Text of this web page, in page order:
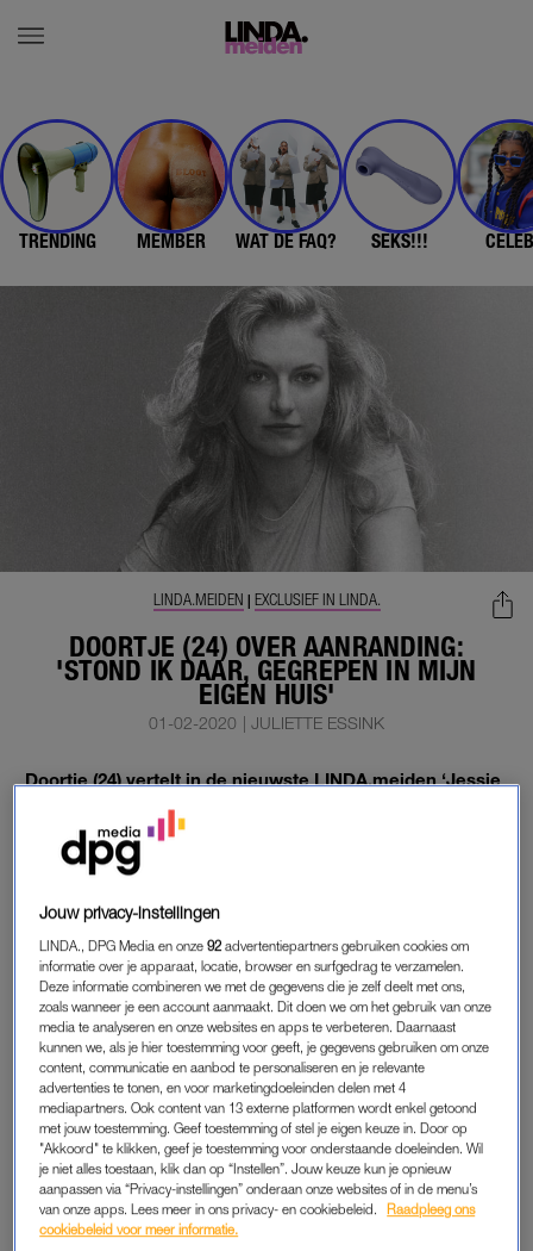
TRENDING MEMBER WAT DE FAQ? SEKS!!!
DOORTJE (24) OVER AANRANDING:
'STOND IK DAAR, GEGREPEN IN MIJN
EIGEN HUIS'
LINDA.MEIDEN | EXCLUSIEF IN LINDA.
01-02-2020 | JULIETTE ESSINK
Doortje (24) vertelt in de nieuwste LINDA.meiden ‘Jessie
en Kaj op Sexpeditie’ hoe ze aangerand werd in haar
eigen huis na een borrelavond in Amsterdam.
naar huis mocht.”
AANGERAND
“Toen ik zei dat ik dat niet wilde, drong hij aan mee te fietsen”,
vertelt Doortje. “‘Goed, maar daar blijft het bij’, antwoordde ik.
Voor de deur smeekte hij om één wijntje. Ik dacht: oké dan,
maar ik wil geen sex.”
“Op de bank stopte hij zijn hand in mijn broek. Ik zei dat ik dat
niet wilde. Toen ik opstond, duwde hij me tegen de muur. Ik
schrok, duwde hem weg. Maar tevergeefs, hij bleef me
Jouw privacy-instellingen
LINDA., DPG Media en onze92 advertentiepartners gebruiken cookies om
informatie over je apparaat, locatie, browser en surfgedrag te verzamelen.
Deze informatie combineren we met de gegevens die je zelf deelt met ons,
zoals wanneer je een account aanmaakt. Dit doen we om het gebruik van onze
media te analyseren en onze websites en apps te verbeteren. Daarnaast
kunnen we, als je hier toestemming voor geeft, je gegevens gebruiken om onze
content, communicatie en aanbod te personaliseren en je relevante
advertenties te tonen, en voor marketingdoeleinden delen met 4
mediapartners. Ook content van 13 externe platformen wordt enkel getoond
met jouw toestemming. Geef toestemming of stel je eigen keuze in. Door op
"Akkoord" te klikken, geef je toestemming voor onderstaande doeleinden. Wil
je niet alles toestaan, klik dan op “Instellen”. Jouw keuze kun je opnieuw
aanpassen via “Privacy-instellingen” onderaan onze websites of in de menu’s
van onze apps. Lees meer in ons privacy- en cookiebeleid.
Raadpleeg ons
cookiebeleid voor meer informatie.